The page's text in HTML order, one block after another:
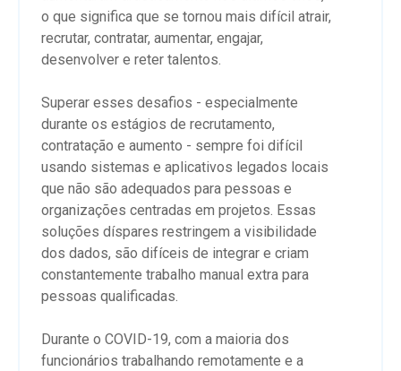
o que significa que se tornou mais difícil atrair,
recrutar, contratar, aumentar, engajar,
desenvolver e reter talentos.
Superar esses desafios - especialmente
durante os estágios de recrutamento,
contratação e aumento - sempre foi difícil
usando sistemas e aplicativos legados locais
que não são adequados para pessoas e
organizações centradas em projetos. Essas
soluções díspares restringem a visibilidade
dos dados, são difíceis de integrar e criam
constantemente trabalho manual extra para
pessoas qualificadas.
Durante o COVID-19, com a maioria dos
funcionários trabalhando remotamente e a